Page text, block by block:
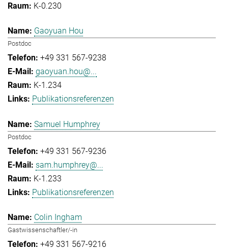
K-0.230
Gaoyuan Hou
Postdoc
+49 331 567-9238
gaoyuan.hou@...
K-1.234
Publikationsreferenzen
Samuel Humphrey
Postdoc
+49 331 567-9236
sam.humphrey@...
K-1.233
Publikationsreferenzen
Colin Ingham
Gastwissenschaftler/-in
+49 331 567-9216